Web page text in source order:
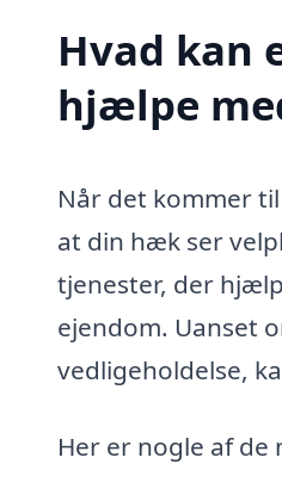
Hvad kan
hjælpe
Når det kommer
at din hæk ser
tjenester, der
ejendom. Uanset
vedligeholdelse,
Her er nogle af